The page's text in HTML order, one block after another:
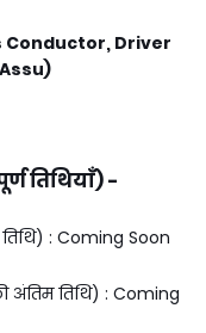
Conductor, Driver
तिथियाँ) -
: Coming Soon
तिथि) : Coming